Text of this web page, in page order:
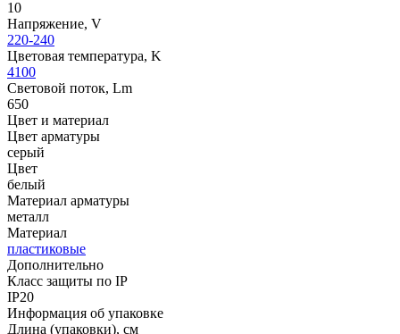
10
Напряжение, V
220-240
Цветовая температура, K
4100
Световой поток, Lm
650
Цвет и материал
Цвет арматуры
серый
Цвет
белый
Материал арматуры
металл
Материал
пластиковые
Дополнительно
Класс защиты по IP
IP20
Информация об упаковке
Длина (упаковки), см